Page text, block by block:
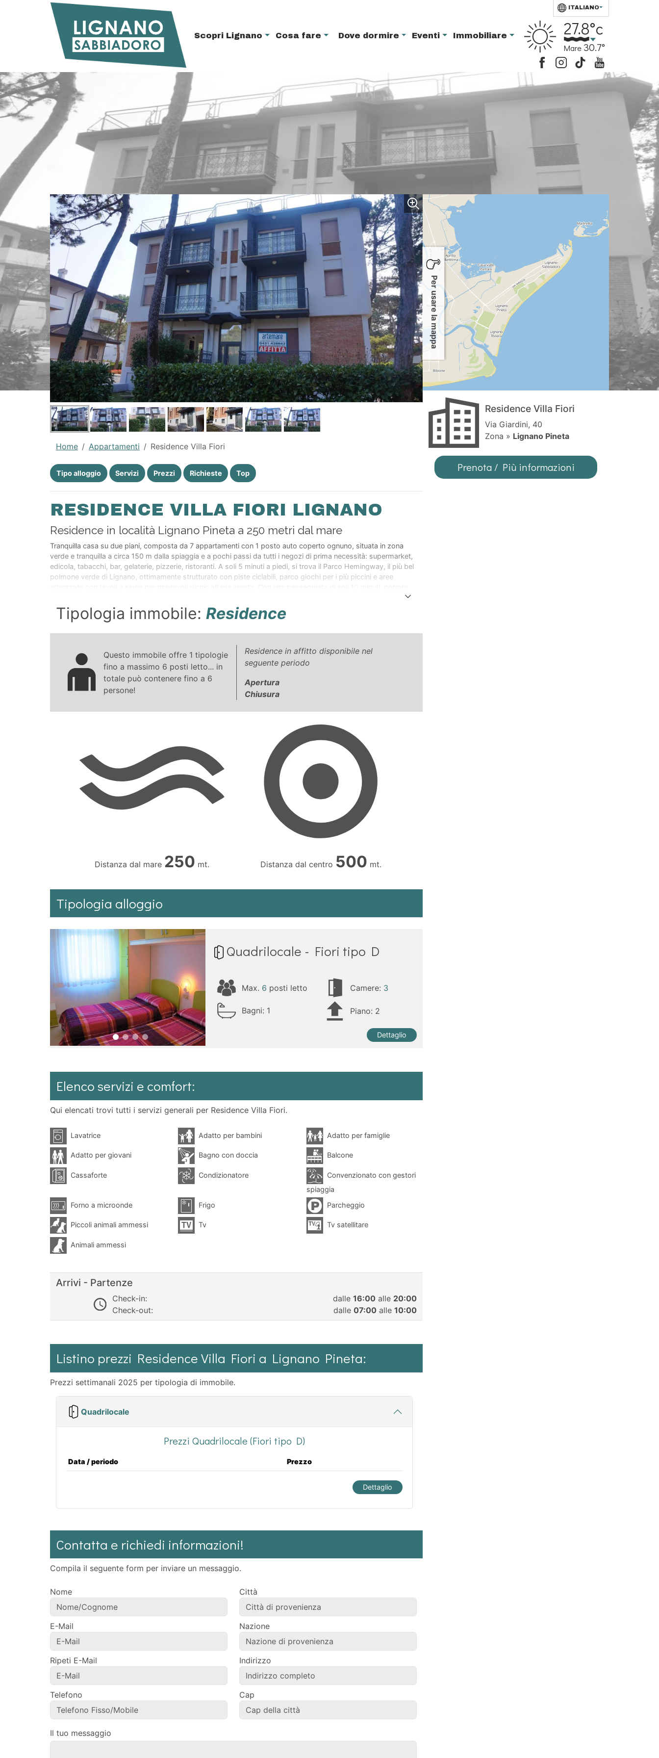
Scopri Lignano Cosa fare Dove dormire Eventi Immobiliare
ITALIANO
27.8°c
Mare 30.7°
Home Appartamenti Residence Villa Fiori
RESIDENCE VILLA FIORI LIGNANO
Residence in località Lignano Pineta a 250 metri dal mare
Tranquilla casa su due piani, composta da 7 appartamenti con 1 posto auto coperto ognuno, situata in zona
verde e tranquilla a circa 150 m dalla spiaggia e a pochi passi da tutti i negozi di prima necessità: supermarket,
edicola, tabacchi, bar, gelaterie, pizzerie, ristoranti. A soli 5 minuti a piedi, si trova il Parco Hemingway, il più bel
polmone verde di Lignano, ottimamente strutturato con piste ciclabili, parco giochi per i più piccini e aree
Tipo alloggio Servizi Prezzi Richieste Top
Tipologia immobile: Residence
Questo immobile offre 1 tipologie
fino a massimo 6 posti letto... in
totale può contenere fino a 6
persone!
Residence in affitto disponibile nel
seguente periodo
Apertura
Chiusura
Distanza dal mare 250 mt. Distanza dal centro 500 mt.
Tipologia alloggio
Quadrilocale - Fiori tipo D
Max. 6 posti letto Camere: 3
Bagni: 1 Piano: 2
Dettaglio
Elenco servizi e comfort:
Qui elencati trovi tutti i servizi generali per Residence Villa Fiori.
Lavatrice Adatto per bambini Adatto per famiglie
Adatto per giovani Bagno con doccia Balcone
Cassaforte Condizionatore
Convenzionato con gestori
spiaggia
Forno a microonde
Frigo Parcheggio
Piccoli animali ammessi Tv Tv satellitare
Animali ammessi
Arrivi - Partenze
Check-in: dalle 16:00alle 20:00
Check-out:
dalle 07:00alle 10:00
Listino prezzi Residence Villa Fiori a Lignano Pineta:
Prezzi settimanali 2025 per tipologia di immobile.
Quadrilocale
Prezzi Quadrilocale (Fiori tipo D)
Data / periodo Prezzo
Dettaglio
Contatta e richiedi informazioni!
Compila il seguente form per inviare un messaggio.
Nome
E-Mail
Ripeti E-Mail
Telefono
Città
Nazione
Indirizzo
Cap
Il tuo messaggio
Per usare la mappa
Residence Villa Fiori
Via Giardini, 40
Zona » Lignano Pineta
Prenota / Più informazioni